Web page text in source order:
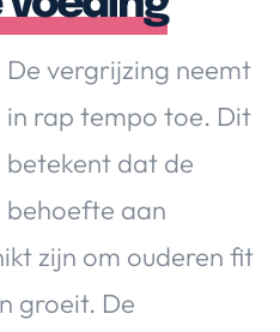
& Duurzaamheid
Valerie
Beauty
& Tuin
& Media
De vergrijzing neemt
in rap tempo toe. Dit
betekent dat de
behoefte aan
zijn om ouderen fit
groeit. De